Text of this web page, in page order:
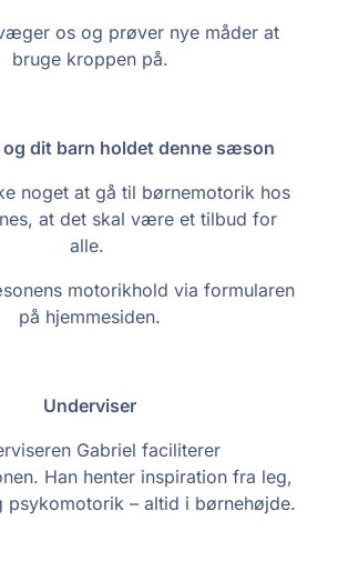
os og prøver nye måder at
bruge kroppen på.
dit barn holdet denne sæson
noget at gå til børnemotorik hos
at det skal være et tilbud for
alle.
motorikhold via formularen
på hjemmesiden.
Underviser
Gabriel faciliterer
Han henter inspiration fra leg,
– altid i børnehøjde.